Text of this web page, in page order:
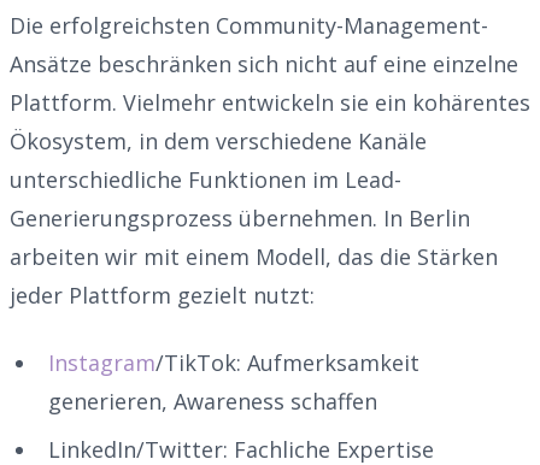
Die erfolgreichsten Community-Management-
Ansätze beschränken sich nicht auf eine einzelne
Plattform. Vielmehr entwickeln sie ein kohärentes
Ökosystem, in dem verschiedene Kanäle
unterschiedliche Funktionen im Lead-
Generierungsprozess übernehmen. In Berlin
arbeiten wir mit einem Modell, das die Stärken
jeder Plattform gezielt nutzt:
Instagram/TikTok: Aufmerksamkeit
generieren, Awareness schaffen
LinkedIn/Twitter: Fachliche Expertise